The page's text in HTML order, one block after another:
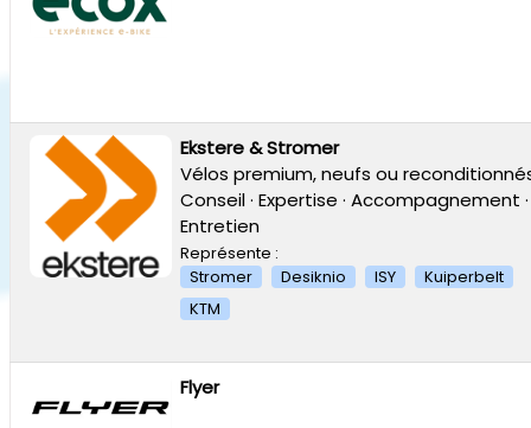
Ekstere & Stromer
Vélos premium, neufs ou
Conseil · Expertise · Accompagnement ·
Entretien
Représente :
Stromer
Desiknio ISY
Kuiperbelt
KTM
Flyer